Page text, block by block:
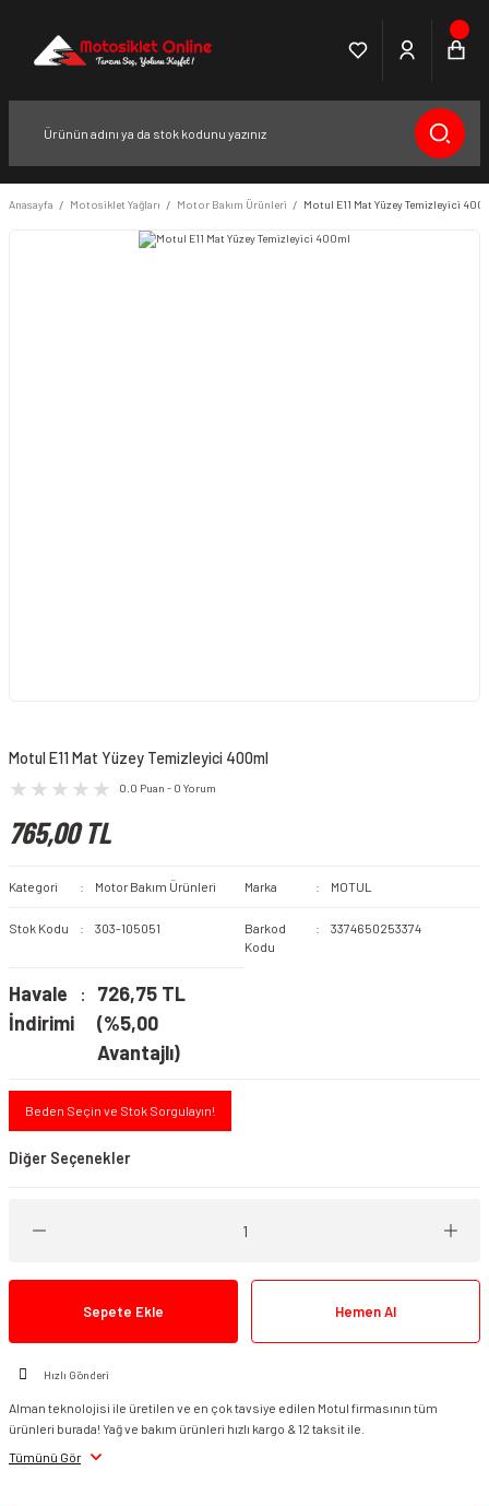
Anasayfa Motosiklet Yağları Motor Bakım Ürünleri Motul E11 Mat Yüzey Temizleyici
Motul E11 Mat Yüzey Temizleyici 400ml
0.0 Puan - 0 Yorum
765,00 TL
Kategori Motor Bakım Ürünleri Marka MOTUL
Stok Kodu 303-105051
Barkod
Kodu
3374650253374
Havale
İndirimi
726,75 TL
(%5,00
Avantajlı)
Beden Seçin ve Stok Sorgulayın!
Diğer Seçenekler
Motul C1 Zincir Temizleme
Sepete Ekle Hemen Al
Hızlı Gönderi
Alman teknolojisi ile üretilen ve en çok tavsiye edilen Motul firmasının tüm
ürünleri burada! Yağ ve bakım ürünleri hızlı kargo & 12 taksit ile.
Tümünü Gör